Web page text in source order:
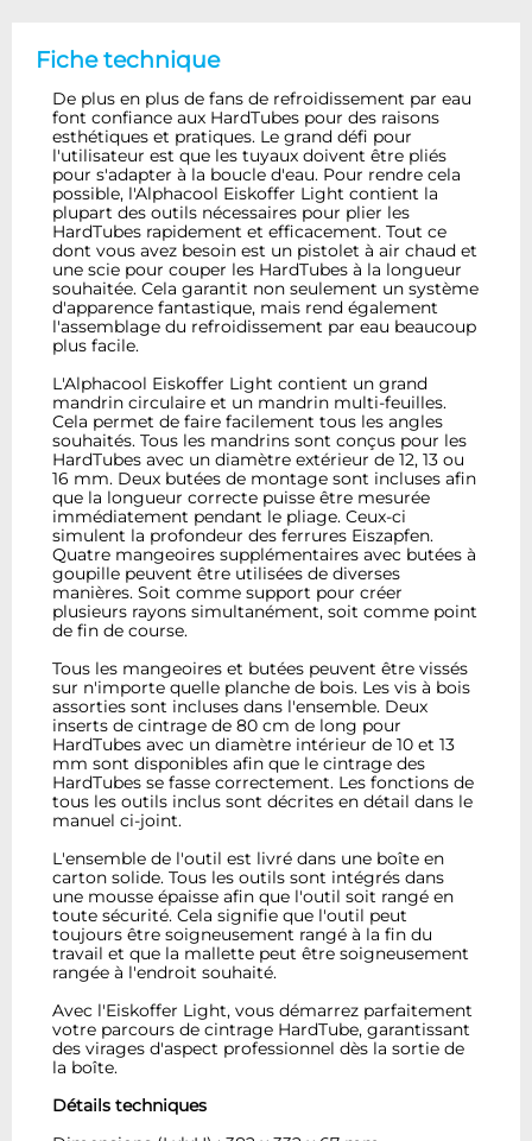
Fiche technique
De plus en plus de fans de refroidissement par eau
font confiance aux HardTubes pour des raisons
esthétiques et pratiques. Le grand défi pour
l'utilisateur est que les tuyaux doivent être pliés
pour s'adapter à la boucle d'eau. Pour rendre cela
possible, l'Alphacool Eiskoffer Light contient la
plupart des outils nécessaires pour plier les
HardTubes rapidement et efficacement. Tout ce
dont vous avez besoin est un pistolet à air chaud et
une scie pour couper les HardTubes à la longueur
souhaitée. Cela garantit non seulement un système
d'apparence fantastique, mais rend également
l'assemblage du refroidissement par eau beaucoup
plus facile.
L'Alphacool Eiskoffer Light contient un grand
mandrin circulaire et un mandrin multi-feuilles.
Cela permet de faire facilement tous les angles
souhaités. Tous les mandrins sont conçus pour les
HardTubes avec un diamètre extérieur de 12, 13 ou
16 mm. Deux butées de montage sont incluses afin
que la longueur correcte puisse être mesurée
immédiatement pendant le pliage. Ceux-ci
simulent la profondeur des ferrures Eiszapfen.
Quatre mangeoires supplémentaires avec butées à
goupille peuvent être utilisées de diverses
manières. Soit comme support pour créer
plusieurs rayons simultanément, soit comme point
de fin de course.
Tous les mangeoires et butées peuvent être vissés
sur n'importe quelle planche de bois. Les vis à bois
assorties sont incluses dans l'ensemble. Deux
inserts de cintrage de 80 cm de long pour
HardTubes avec un diamètre intérieur de 10 et 13
mm sont disponibles afin que le cintrage des
HardTubes se fasse correctement. Les fonctions de
tous les outils inclus sont décrites en détail dans le
manuel ci-joint.
L'ensemble de l'outil est livré dans une boîte en
carton solide. Tous les outils sont intégrés dans
une mousse épaisse afin que l'outil soit rangé en
toute sécurité. Cela signifie que l'outil peut
toujours être soigneusement rangé à la fin du
travail et que la mallette peut être soigneusement
rangée à l'endroit souhaité.
Avec l'Eiskoffer Light, vous démarrez parfaitement
votre parcours de cintrage HardTube, garantissant
des virages d'aspect professionnel dès la sortie de
la boîte.
Détails techniques